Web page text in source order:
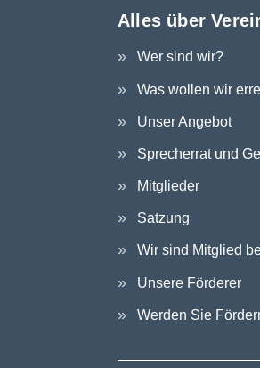
Alles über
Wer sind wir?
Was wollen wir
Unser Angebot
Sprecherrat und
Mitglieder
Satzung
Wir sind Mitglied
Unsere Förderer
Werden Sie